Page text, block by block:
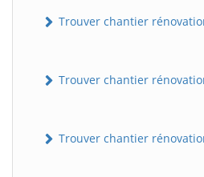
Trouver chantier
Trouver chantier
Trouver chantier